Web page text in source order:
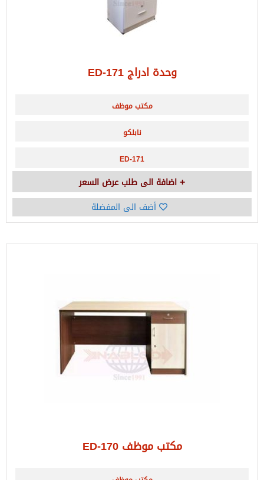
وحدة ادراج ED-171
مكتب موظف
نابلكو
ED-171
اضافة الى طلب عرض السعر
أضف الى المفضلة
مكتب موظف ED-170